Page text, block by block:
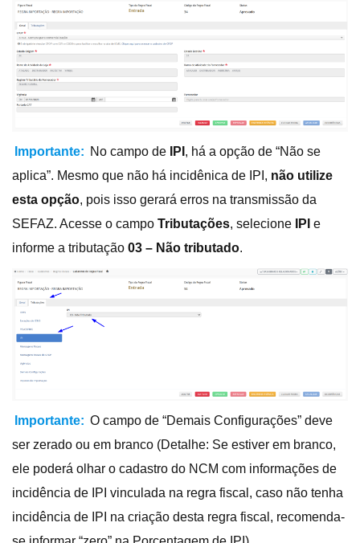
Importante: No campo de IPI , há a opção de “Não se
aplica”. Mesmo que não há incidênica de IPI, não utilize
esta opção, pois isso gerará erros na transmissão da
SEFAZ. Acesse o campo Tributações, selecione IPI e
informe a tributação 03 – Não tributado.
Importante: O campo de “Demais Configurações” deve
ser zerado ou em branco (Detalhe: Se estiver em branco,
ele poderá olhar o cadastro do NCM com informações de
incidência de IPI vinculada na regra fiscal, caso não tenha
incidência de IPI na criação desta regra fiscal, recomenda-